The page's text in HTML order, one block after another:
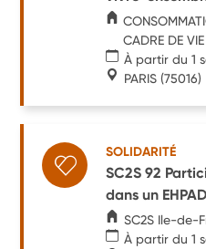
CADRE DE VIE
À partir du 1
PARIS (75016)
SOLIDARITÉ
SC2S 92
dans un
SC2S Ile-de-
À partir du 1